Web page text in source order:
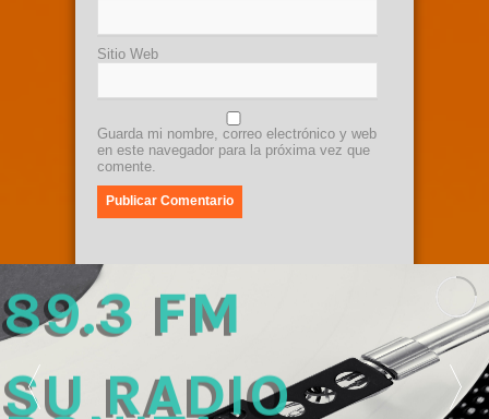
Sitio Web
Guarda mi nombre, correo electrónico y web
en este navegador para la próxima vez que
comente.
89.3 FM
SU RADIO